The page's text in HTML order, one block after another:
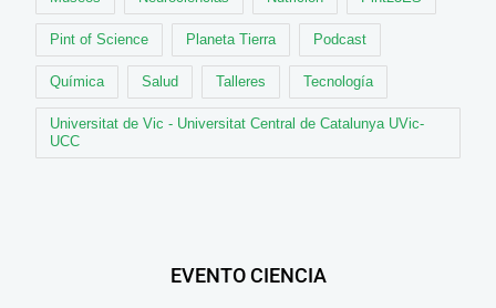
Pint of Science Planeta Tierra Podcast
Química Salud Talleres Tecnología
Universitat de Vic - Universitat Central de Catalunya UVic-
UCC
EVENTO CIENCIA